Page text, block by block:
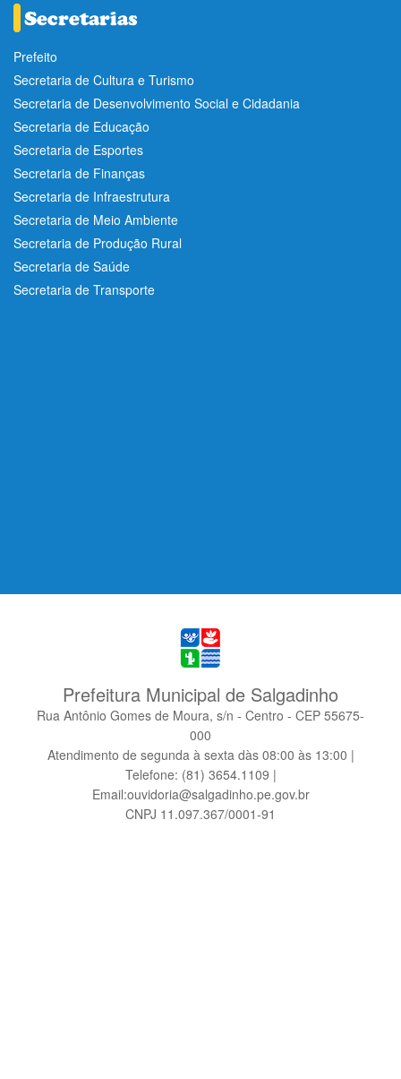
Prefeito
Secretaria de Cultura e Turismo
Secretaria de Desenvolvimento Social e Cidadania
Secretaria de Educação
Secretaria de Esportes
Secretaria de Finanças
Secretaria de Infraestrutura
Secretaria de Meio Ambiente
Secretaria de Produção Rural
Secretaria de Saúde
Secretaria de Transporte
Prefeitura Municipal de Salgadinho
Rua Antônio Gomes de Moura, s/n - Centro - CEP 55675-
000
Atendimento de segunda à sexta dàs 08:00 às 13:00 |
Telefone: (81) 3654.1109 |
Email:ouvidoria@salgadinho.pe.gov.br
CNPJ 11.097.367/0001-91